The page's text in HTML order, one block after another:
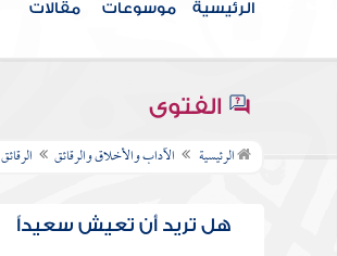
الرئيسية موسوعات مقالات
الفتوى
الرئيسية الآداب والأخلاق والرقائق الرقائق
هل تريد أن تعيش سعيداً